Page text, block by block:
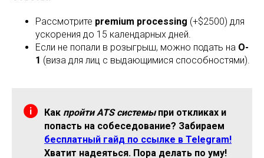
Рассмотрите premium processing (+$2500) для
ускорения до 15 календарных дней.
Если не попали в розыгрыш, можно подать на O-
1 (виза для лиц с выдающимися способностями).
Как пройти ATS системыпри откликах и
попасть на собеседование? Забираем
бесплатный гайд по ссылке в Telegram!
Хватит надеяться. Пора делать по уму!